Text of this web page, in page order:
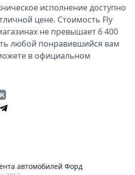
исполнение доступно
цене. Стоимость Fly
не превышает 6 400
любой понравившийся вам
в официальном
автомобилей Форд